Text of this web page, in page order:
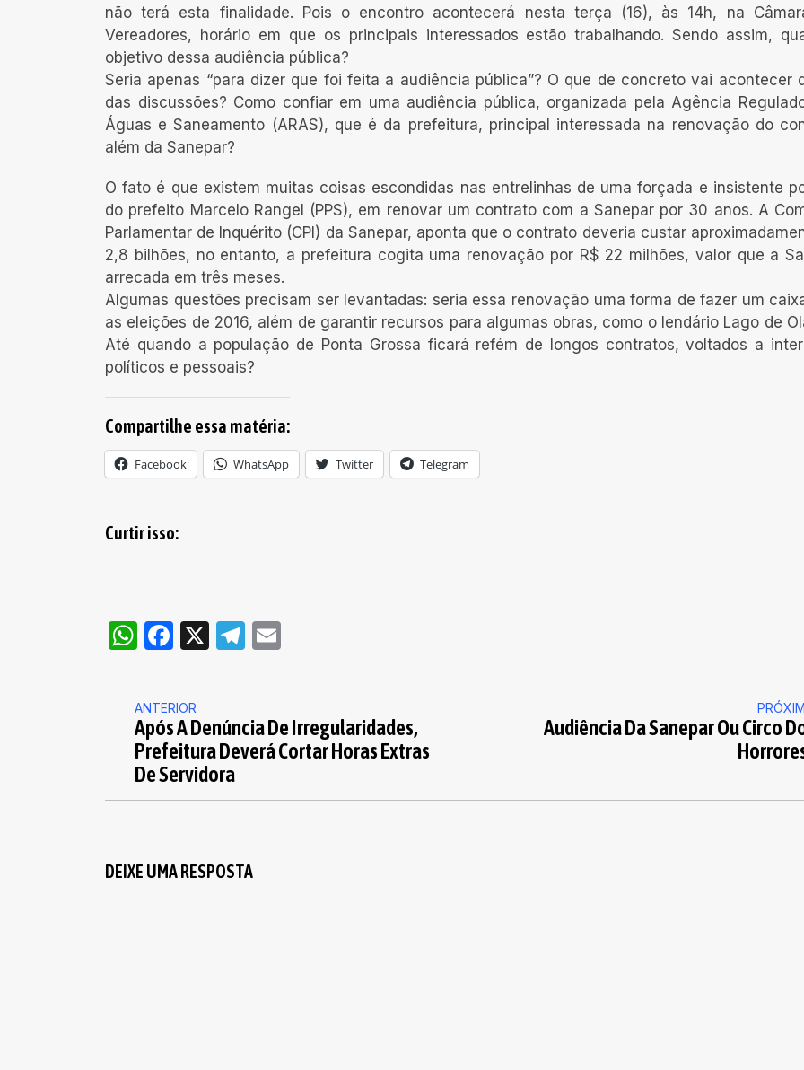
não terá esta finalidade. Pois o encontro acontecerá nesta terça (16), às 14h, na
Vereadores, horário em que os principais interessados estão trabalhando. Sendo assim,
objetivo dessa audiência pública?
Seria apenas “para dizer que foi feita a audiência pública”? O que de concreto vai acontecer
das discussões? Como confiar em uma audiência pública, organizada pela Agência
Águas e Saneamento (ARAS), que é da prefeitura, principal interessada na renovação do
além da Sanepar?
O fato é que existem muitas coisas escondidas nas entrelinhas de uma forçada e insistente
do prefeito Marcelo Rangel (PPS), em renovar um contrato com a Sanepar por 30 anos. A
Parlamentar de Inquérito (CPI) da Sanepar, aponta que o contrato deveria custar
2,8 bilhões, no entanto, a prefeitura cogita uma renovação por R$ 22 milhões, valor que a
arrecada em três meses.
Algumas questões precisam ser levantadas: seria essa renovação uma forma de fazer um
as eleições de 2016, além de garantir recursos para algumas obras, como o lendário Lago de
Até quando a população de Ponta Grossa ficará refém de longos contratos, voltados a
políticos e pessoais?
Compartilhe essa matéria:
Facebook WhatsApp Twitter Telegram
Curtir isso:
WhatsApp
Facebook
X Telegram
ANTERIOR
Após A Denúncia De Irregularidades,
Prefeitura Deverá Cortar Horas Extras
De Servidora
Audiência Da Sanepar Ou Circo
DEIXE UMA RESPOSTA